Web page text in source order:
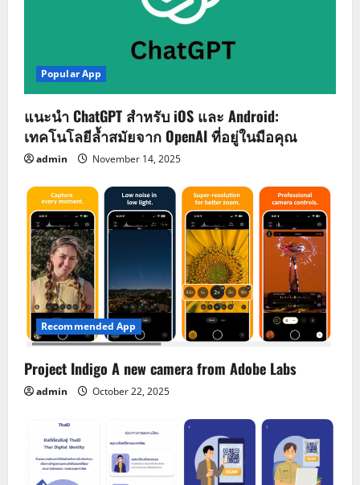
Popular App
แนะนำ ChatGPT สำหรับ iOS และ Android:
เทคโนโลยีล้ำสมัยจาก OpenAI ที่อยู่ในมือคุณ
admin November 14, 2025
Recommended App
Project Indigo A new camera from Adobe Labs
admin October 22, 2025